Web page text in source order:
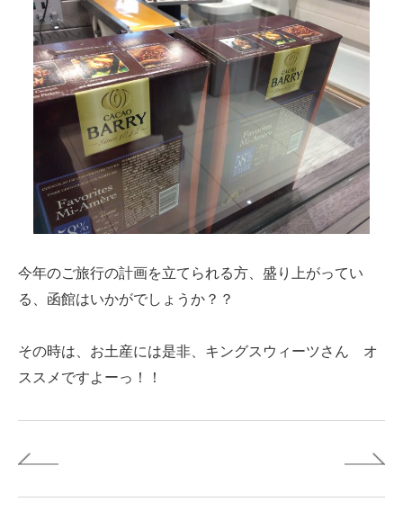
今年のご旅行の計画を立てられる方、盛り上がってい
る、函館はいかがでしょうか？？
その時は、お土産には是非、キングスウィーツさん オ
ススメですよーっ！！